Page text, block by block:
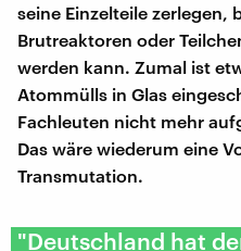
seine Einzelteile zerlegen,
Brutreaktoren oder
werden kann. Zumal ist
Atommülls in Glas
Fachleuten nicht mehr
Das wäre wiederum eine
Transmutation.
"Deutschland hat